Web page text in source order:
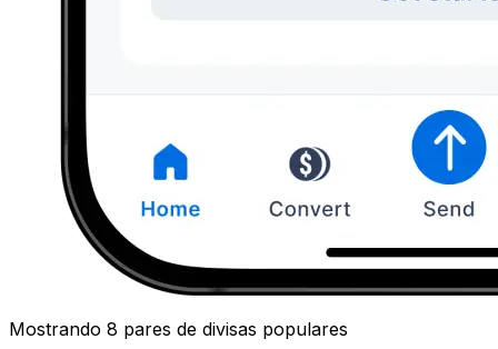
Mostrando 8 pares de divisas populares